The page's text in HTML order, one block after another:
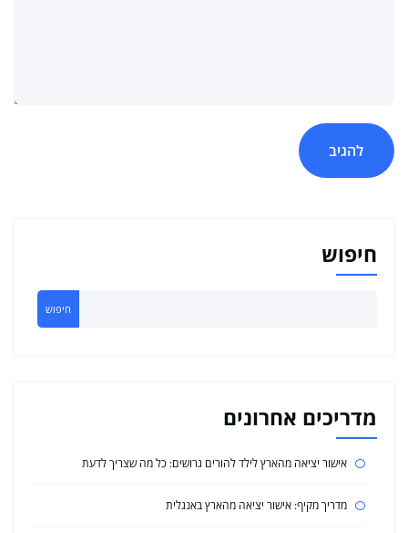
חיפוש
חיפוש
מדריכים אחרונים
אישור יציאה מהארץ לילד להורים גרושים: כל מה שצריך לדעת
מדריך מקיף: אישור יציאה מהארץ באנגלית